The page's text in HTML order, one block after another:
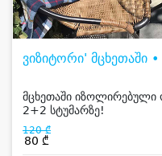
ვიზიტორი' მცხეთაში
მცხეთაში იზოლირებული
2+2 სტუმარზე!
120 ₾
80 ₾